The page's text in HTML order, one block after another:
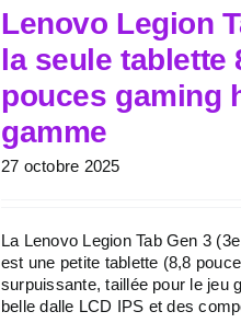
Lenovo Legion
la seule tablette
pouces gaming
gamme
27 octobre 2025
La Lenovo Legion Tab Gen 3
est une petite tablette (8,8
surpuissante, taillée pour le jeu
belle dalle LCD IPS et des